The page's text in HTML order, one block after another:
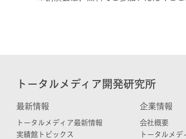
トータルメディア開発研究所
最新情報
トータルメディア最新情報
実績館トピックス
企業情報
会社概要
トータルメ